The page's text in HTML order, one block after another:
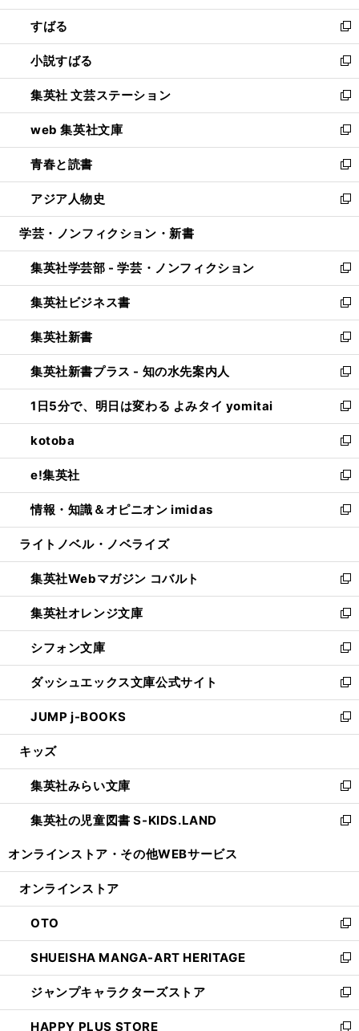
開
く
ウ
で
開
く
ン
ド
ウ
で
開
く
すばる
新
し
い
ウ
ィ
ン
ド
ウ
で
開
く
小説すばる
新
し
い
ウ
ィ
ン
ド
ウ
で
開
集英社 文芸ステーション
新
し
い
ウ
ィ
ン
ド
ウ
開
く
web 集英社文庫
新
し
い
ウ
ィ
ン
ウ
で
開
く
青春と読書
新
し
い
ウ
ン
ド
ウ
で
開
く
アジア人物史
新
し
ウ
ィ
ン
ド
ウ
で
開
く
学芸・ノンフィクション・新書
集英社学芸部 - 学芸・ノンフィクション
新
し
い
ウ
ィ
ン
ド
ウ
で
開
く
集英社ビジネス書
新
し
い
ウ
ィ
ン
ド
ウ
で
開
く
集英社新書
新
し
い
ウ
ィ
ン
ド
ウ
で
開
く
集英社新書プラス - 知の水先案内人
新
し
い
ウ
ィ
ン
ド
ウ
で
開
1日5分で、明日は変わる よみタイ yomitai
新
し
い
ウ
ィ
ン
ド
ウ
開
く
kotoba
新
し
い
ウ
ィ
ン
ウ
で
開
く
e!集英社
新
し
い
ウ
ン
ド
ウ
で
開
く
情報・知識＆オピニオン imidas
新
し
ウ
ィ
ン
ド
ウ
で
開
く
ライトノベル・ノベライズ
集英社Webマガジン コバルト
新
し
い
ウ
ィ
ン
ド
ウ
で
開
集英社オレンジ文庫
新
し
い
ウ
ィ
ン
ド
ウ
開
く
シフォン文庫
新
し
い
ウ
ィ
ン
ウ
で
開
く
ダッシュエックス文庫公式サイト
新
し
い
ウ
ン
ド
ウ
で
JUMP j-BOOKS
新
し
ウ
ィ
ン
ド
開
キッズ
集英社みらい文庫
新
し
い
ン
ウ
で
開
く
集英社の児童図書 S-KIDS.LAND
新
ウ
ン
ド
ウ
で
開
く
オンラインストア・ その他WEBサービス
オンラインストア
OTO
新
し
い
ウ
ィ
ン
ド
SHUEISHA MANGA-ART HERITAGE
新
し
い
ウ
ジャンプキャラクターズストア
新
し
HAPPY PLUS STORE